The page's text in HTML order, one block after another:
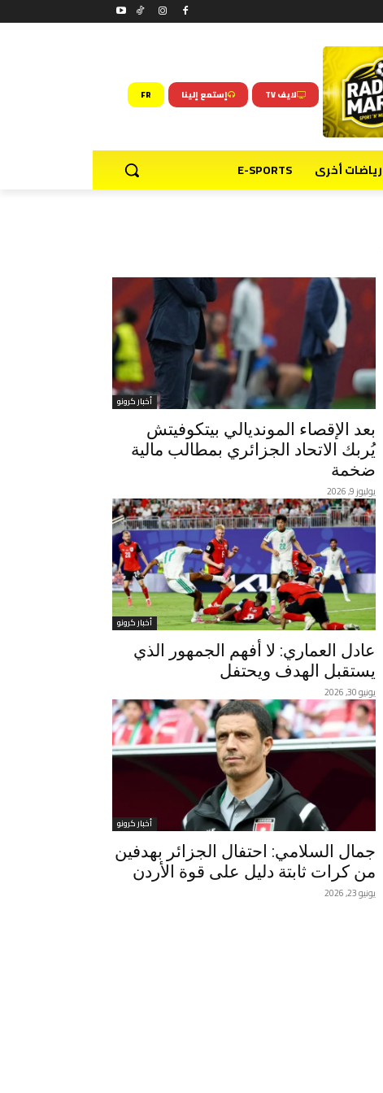
لايف TV إستمع إلينا FR
رياضات أخرى E-SPORTS
أخبار كرونو
بعد الإقصاء المونديالي بيتكوفيتش
يُربك الاتحاد الجزائري بمطالب مالية
ضخمة
يوليوز 9, 2026
أخبار كرونو
عادل العماري: لا أفهم الجمهور الذي
يستقبل الهدف ويحتفل
يونيو 30, 2026
أخبار كرونو
جمال السلامي: احتفال الجزائر بهدفين
من كرات ثابتة دليل على قوة الأردن
يونيو 23, 2026